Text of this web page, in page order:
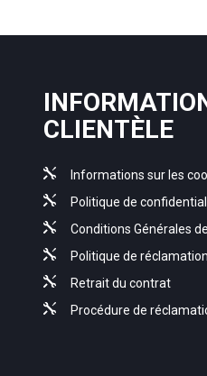
CLIENTÈLE
Informations sur les
Politique de
Conditions Générales
Politique de réclamation
Retrait du contrat
Procédure de